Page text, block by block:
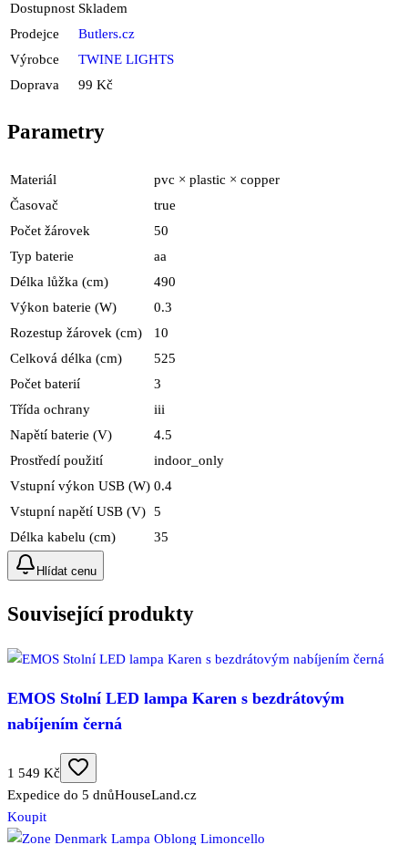
Dostupnost Skladem
Prodejce
Butlers.cz
Výrobce
TWINE LIGHTS
Doprava
99 Kč
Parametry
Materiál
pvc × plastic × copper
Časovač
true
Počet žárovek
50
Typ baterie
aa
Délka lůžka (cm)
490
Výkon baterie (W)
0.3
Rozestup žárovek (cm)
10
Celková délka (cm)
525
Počet baterií
3
Třída ochrany
iii
Napětí baterie (V)
4.5
Prostředí použití
indoor_only
Vstupní výkon USB (W) 0.4
Vstupní napětí USB (V) 5
Délka kabelu (cm)
35
Hlídat cenu
Související produkty
EMOS Stolní LED lampa Karen s bezdrátovým
nabíjením černá
1 549 Kč
Expedice do 5 dnůHouseLand.cz
Koupit